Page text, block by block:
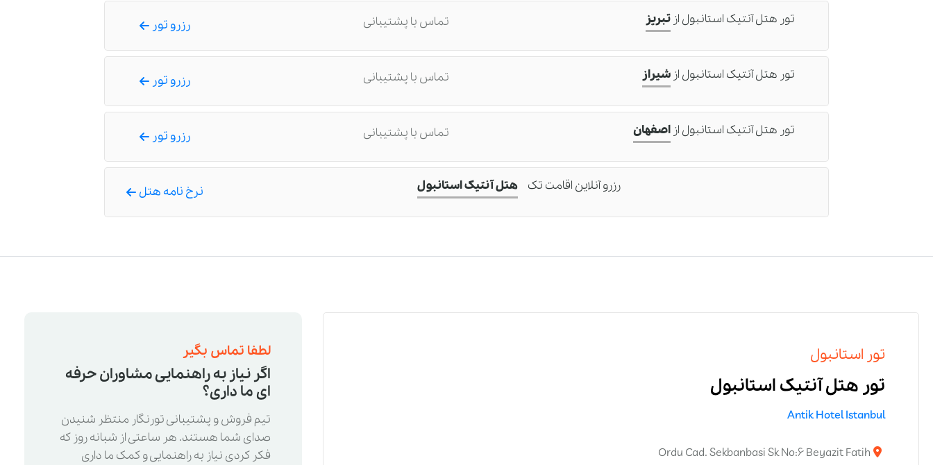
تور هتل آنتیک استانبول از تبریز تماس با پشتیبانی رزرو تور
تور هتل آنتیک استانبول از شیراز تماس با پشتیبانی رزرو تور
تور هتل آنتیک استانبول از اصفهان تماس با پشتیبانی رزرو تور
رزرو آنلاین اقامت تک هتل آنتیک استانبول نرخ نامه هتل
تور استانبول
تور هتل آنتیک استانبول
Antik Hotel Istanbul
Ordu Cad. Sekbanbasi Sk No:6 Beyazit Fatih
لطفا تماس بگیر
اگر نیاز به راهنمایی مشاوران حرفه
ای ما داری؟
تیم فروش و پشتیبانی تورنگار منتظر شنیدن
صدای شما هستند. هر ساعتی از شبانه روز که
فکر کردی نیاز به راهنمایی و کمک ما داری